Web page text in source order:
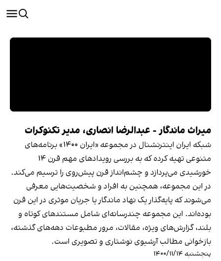
میراث ماندگار - عبدالرضا انصاری، مدیر تکنوکرات
شبکه ایران اینترنشنال در مجموعه «ایران ۱۴۰۰» برنامه‌های
متنوعی تهیه کرده که به بررسی رویدادهای مهم قرن ۱۴
خورشیدی می‌پردازد و چشم‌انداز قرن پیش‌روی را ترسیم می‌کند.
در این مجموعه، همچنین به افراد و شخصیت‌هایی معرفی
می‌شوند که پایه‌گذار یک نهاد ماندگار یا جریان موثری در این قرن
بوده‌اند. این مجموعه چندرسانه‌ای شامل مستندهای کوتاه و
بلند، گزارش‌های ویژه، مقالات، مرور مطبوعات دهه‌های گذشته،
بازخوانی مطالب آرشیوی نوشتاری و تصویری است.
پنجشنبه ۱۴۰۰/۱۱/۱۴